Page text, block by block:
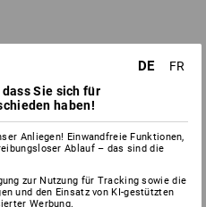
DE
FR
Sie sich für
haben!
Anliegen! Einwandfreie Funktionen,
Ablauf – das sind die
zur Nutzung für Tracking sowie die
und den Einsatz von KI-gestützten
Werbung.